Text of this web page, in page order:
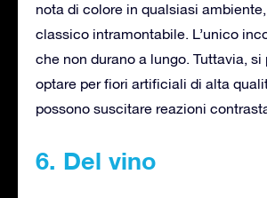
nota di colore in qualsiasi
classico intramontabile. L’unico
che non durano a lungo. Tuttavia, si
optare per fiori artificiali di alta
possono suscitare reazioni
6. Del vino